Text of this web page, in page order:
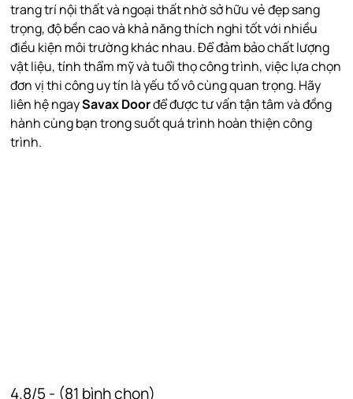
trang trí nội thất và ngoại thất nhờ sở hữu vẻ đẹp sang
trọng, độ bền cao và khả năng thích nghi tốt với nhiều
điều kiện môi trường khác nhau. Để đảm bảo chất lượng
vật liệu, tính thẩm mỹ và tuổi thọ công trình, việc lựa chọn
đơn vị thi công uy tín là yếu tố vô cùng quan trọng. Hãy
liên hệ ngaySavax Doorđể được tư vấn tận tâm và đồng
hành cùng bạn trong suốt quá trình hoàn thiện công
trình.
4.8/5 - (81 bình chọn)